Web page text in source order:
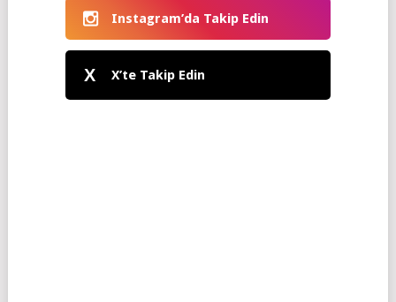
Instagram’da Takip Edin
X X’te Takip Edin